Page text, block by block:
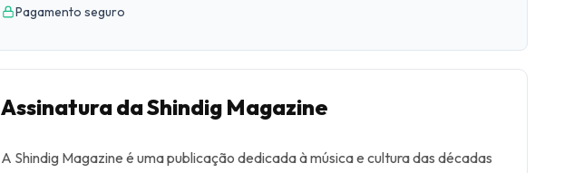
Pagamento seguro
Assinatura da Shindig Magazine
A Shindig Magazine é uma publicação dedicada à música e cultura das décadas